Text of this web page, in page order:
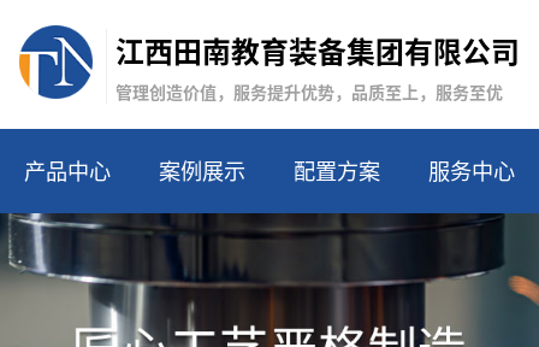
江西田南教育装备集团有限公司
管理创造价值，服务提升优势，品质至上，服务至优
产品中心 案例展示 配置方案 服务中心